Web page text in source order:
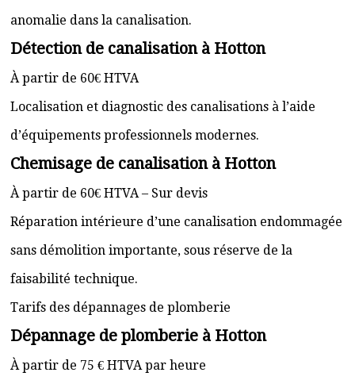
anomalie dans la canalisation.
Détection de canalisation à Hotton
À partir de 60€ HTVA
Localisation et diagnostic des canalisations à l’aide
d’équipements professionnels modernes.
Chemisage de canalisation à Hotton
À partir de 60€ HTVA – Sur devis
Réparation intérieure d’une canalisation endommagée
sans démolition importante, sous réserve de la
faisabilité technique.
Tarifs des dépannages de plomberie
Dépannage de plomberie à Hotton
À partir de 75 € HTVA par heure